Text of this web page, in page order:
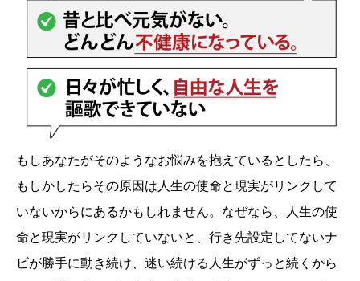
もしあなたがそのようなお悩みを抱えているとしたら、
もしかしたらその原因は人生の使命と現実がリンクして
いないからにあるかもしれません。なぜなら、人生の使
命と現実がリンクしていないと、行き先設定してないナ
ビが勝手に動き続け、迷い続ける人生がずっと続くから